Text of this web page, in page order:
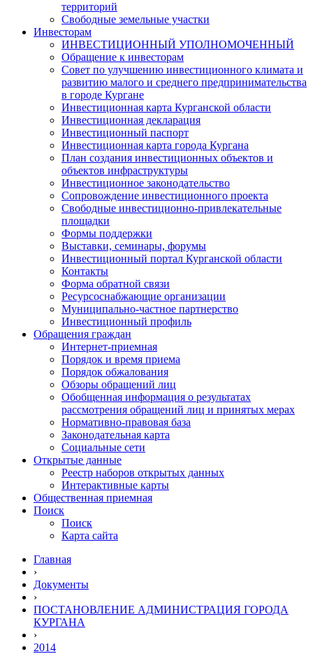
территорий
Свободные земельные участки
Инвесторам
ИНВЕСТИЦИОННЫЙ УПОЛНОМОЧЕННЫЙ
Обращение к инвесторам
Совет по улучшению инвестиционного климата и
развитию малого и среднего предпринимательства
в городе Кургане
Инвестиционная карта Курганской области
Инвестиционная декларация
Инвестиционный паспорт
Инвестиционная карта города Кургана
План создания инвестиционных объектов и
объектов инфраструктуры
Инвестиционное законодательство
Сопровождение инвестиционного проекта
Свободные инвестиционно-привлекательные
площадки
Формы поддержки
Выставки, семинары, форумы
Инвестиционный портал Курганской области
Контакты
Форма обратной связи
Ресурсоснабжающие организации
Муниципально-частное партнерство
Инвестиционный профиль
Обращения граждан
Интернет-приемная
Порядок и время приема
Порядок обжалования
Обзоры обращений лиц
Обобщенная информация о результатах
рассмотрения обращений лиц и принятых мерах
Нормативно-правовая база
Законодательная карта
Социальные сети
Открытые данные
Реестр наборов открытых данных
Интерактивные карты
Общественная приемная
Поиск
Поиск
Карта сайта
Главная
›
Документы
›
ПОСТАНОВЛЕНИЕ АДМИНИСТРАЦИЯ ГОРОДА
КУРГАНА
›
2014